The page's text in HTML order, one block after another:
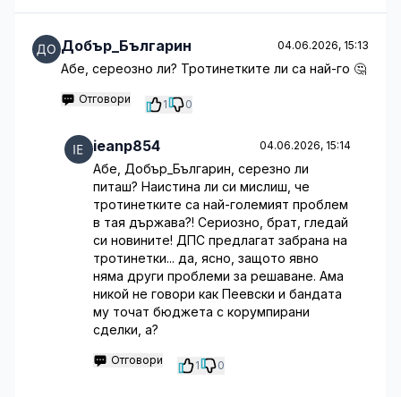
Добър_Българин 04.06.2026, 15:13
Абе, сереозно ли? Тротинетките ли са най-го 🤔
Отговори 1 0
ieanp854 04.06.2026, 15:14
Абе, Добър_Българин, серезно ли
питаш? Наистина ли си мислиш, че
тротинетките са най-големият проблем
в тая държава?! Сериозно, брат, гледай
си новините! ДПС предлагат забрана на
тротинетки... да, ясно, защото явно
няма други проблеми за решаване. Ама
никой не говори как Пеевски и бандата
му точат бюджета с корумпирани
сделки, а?
Отговори 1 0